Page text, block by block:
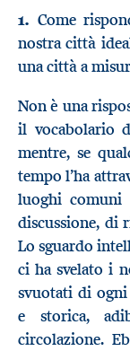
1. Come
nostra città
una città a
Non è una
il vocabolario
mentre, se
tempo l’ha
luoghi
discussione, di
Lo sguardo
ci ha svelato i
svuotati di
e storica,
circolazione.